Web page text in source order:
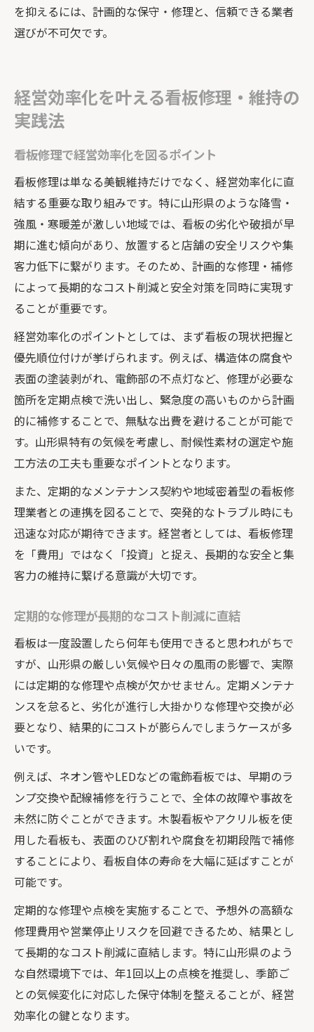
を抑えるには、計画的な保守・修理と、信頼できる業者
選びが不可欠です。
経営効率化を叶える看板修理・維持の
実践法
看板修理で経営効率化を図るポイント
看板修理は単なる美観維持だけでなく、経営効率化に直
結する重要な取り組みです。特に山形県のような降雪・
強風・寒暖差が激しい地域では、看板の劣化や破損が早
期に進む傾向があり、放置すると店舗の安全リスクや集
客力低下に繋がります。そのため、計画的な修理・補修
によって長期的なコスト削減と安全対策を同時に実現す
ることが重要です。
経営効率化のポイントとしては、まず看板の現状把握と
優先順位付けが挙げられます。例えば、構造体の腐食や
表面の塗装剥がれ、電飾部の不点灯など、修理が必要な
箇所を定期点検で洗い出し、緊急度の高いものから計画
的に補修することで、無駄な出費を避けることが可能で
す。山形県特有の気候を考慮し、耐候性素材の選定や施
工方法の工夫も重要なポイントとなります。
また、定期的なメンテナンス契約や地域密着型の看板修
理業者との連携を図ることで、突発的なトラブル時にも
迅速な対応が期待できます。経営者としては、看板修理
を「費用」ではなく「投資」と捉え、長期的な安全と集
客力の維持に繋げる意識が大切です。
定期的な修理が長期的なコスト削減に直結
看板は一度設置したら何年も使用できると思われがちで
すが、山形県の厳しい気候や日々の風雨の影響で、実際
には定期的な修理や点検が欠かせません。定期メンテナ
ンスを怠ると、劣化が進行し大掛かりな修理や交換が必
要となり、結果的にコストが膨らんでしまうケースが多
いです。
例えば、ネオン管やLEDなどの電飾看板では、早期のラ
ンプ交換や配線補修を行うことで、全体の故障や事故を
未然に防ぐことができます。木製看板やアクリル板を使
用した看板も、表面のひび割れや腐食を初期段階で補修
することにより、看板自体の寿命を大幅に延ばすことが
可能です。
定期的な修理や点検を実施することで、予想外の高額な
修理費用や営業停止リスクを回避できるため、結果とし
て長期的なコスト削減に直結します。特に山形県のよう
な自然環境下では、年1回以上の点検を推奨し、季節ご
との気候変化に対応した保守体制を整えることが、経営
効率化の鍵となります。